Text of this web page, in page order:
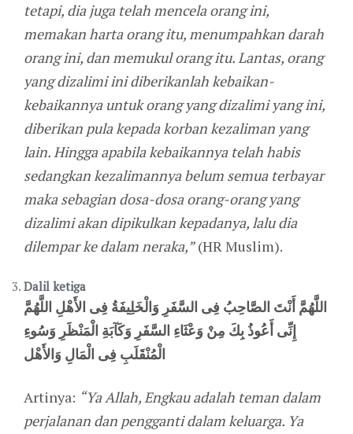
tetapi, dia juga telah mencela orang ini,
memakan harta orang itu, menumpahkan darah
orang ini, dan memukul orang itu. Lantas, orang
yang dizalimi ini diberikanlah kebaikan-
kebaikannya untuk orang yang dizalimi yang ini,
diberikan pula kepada korban kezaliman yang
lain. Hingga apabila kebaikannya telah habis
sedangkan kezalimannya belum semua terbayar
maka sebagian dosa-dosa orang-orang yang
dizalimi akan dipikulkan kepadanya, lalu dia
dilempar ke dalam neraka,”(HR Muslim).
Dalil ketiga
اللَّهُمَّ أَنْتَ الصَّاحِبُ فِى السَّفَرِ وَالْخَلِيفَةُ فِى الأَهْلِ اللَّهُمَّ
إِنِّى أَعُوذُ بِكَ مِنْ وَعْثَاءِ السَّفَرِ وَكَآبَةِ الْمَنْظَرِ وَسُوءِ
الْمُنْقَلَبِ فِى الْمَالِ وَالأَهْل
Artinya: “Ya Allah, Engkau adalah teman dalam
perjalanan dan pengganti dalam keluarga. Ya